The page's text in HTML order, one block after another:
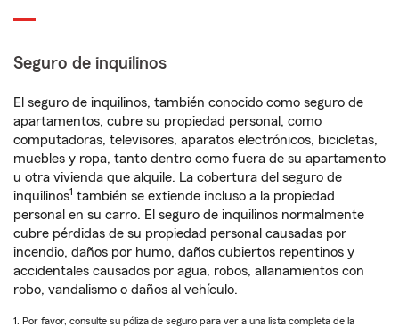
Seguro de inquilinos
El seguro de inquilinos, también conocido como seguro de
apartamentos, cubre su propiedad personal, como
computadoras, televisores, aparatos electrónicos, bicicletas,
muebles y ropa, tanto dentro como fuera de su apartamento
u otra vivienda que alquile. La cobertura del seguro de
inquilinos1 también se extiende incluso a la propiedad
personal en su carro. El seguro de inquilinos normalmente
cubre pérdidas de su propiedad personal causadas por
incendio, daños por humo, daños cubiertos repentinos y
accidentales causados por agua, robos, allanamientos con
robo, vandalismo o daños al vehículo.
1. Por favor, consulte su póliza de seguro para ver a una lista completa de la